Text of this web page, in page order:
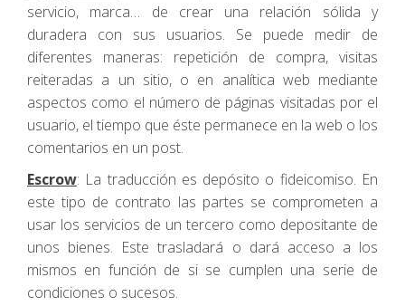
servicio, marca… de crear una relación sólida y
duradera con sus usuarios. Se puede medir de
diferentes maneras: repetición de compra, visitas
reiteradas a un sitio, o en analítica web mediante
aspectos como el número de páginas visitadas por el
usuario, el tiempo que éste permanece en la web o los
comentarios en un post.
Escrow: La traducción es depósito o fideicomiso. En
este tipo de contrato las partes se comprometen a
usar los servicios de un tercero como depositante de
unos bienes. Este trasladará o dará acceso a los
mismos en función de si se cumplen una serie de
condiciones o sucesos.